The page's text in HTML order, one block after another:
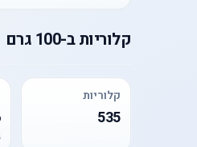
קלוריותב-100 גרם
קלוריות
535